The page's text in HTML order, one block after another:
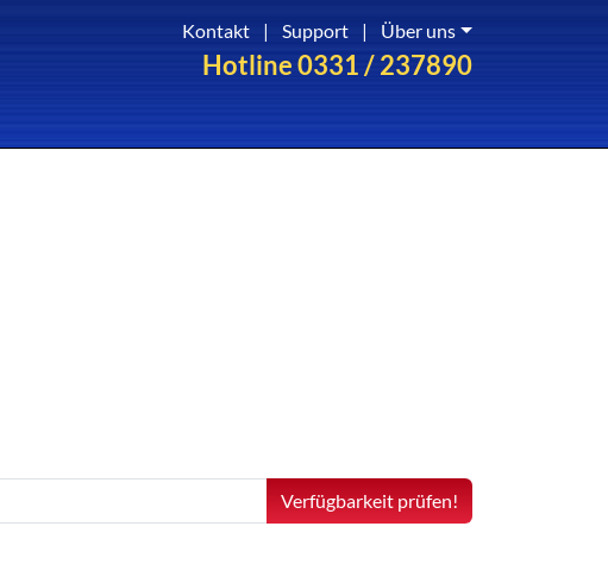
Hotline 0331 / 237890
Kontakt | Support | Über uns
Verfügbarkeit prüfen!